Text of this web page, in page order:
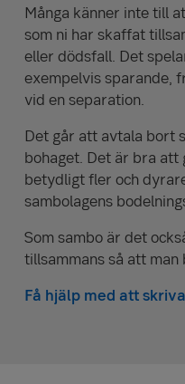
Många känner inte till
som ni har skaffat
eller dödsfall. Det
exempelvis sparande,
vid en separation.
Det går att avtala bort
bohaget. Det är bra att
betydligt fler och
sambo­lagens
Som sambo är det
tillsammans så att man
Få hjälp med att